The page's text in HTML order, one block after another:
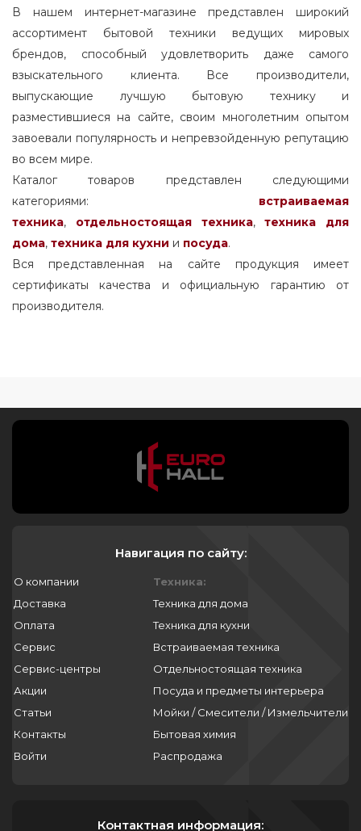
В нашем интернет-магазине представлен широкий
ассортимент бытовой техники ведущих мировых
брендов, способный удовлетворить даже самого
взыскательного клиента. Все производители,
выпускающие лучшую бытовую технику и
разместившиеся на сайте, своим многолетним опытом
завоевали популярность и непревзойденную репутацию
во всем мире.
Каталог товаров представлен следующими
категориями: встраиваемая
техника, отдельностоящаятехника,
техника для
дома, техника для кухни и посуда.
Вся представленная на сайте продукция имеет
сертификаты качества и официальную гарантию от
производителя.
Навигация по сайту:
О компании
Доставка
Оплата
Сервис
Сервис-центры
Акции
Статьи
Контакты
Войти
Техника:
Техника для дома
Техника для кухни
Встраиваемая техника
Отдельностоящая техника
Посуда и предметы интерьера
Мойки / Смесители / Измельчители
Бытовая химия
Распродажа
Контактная информация: